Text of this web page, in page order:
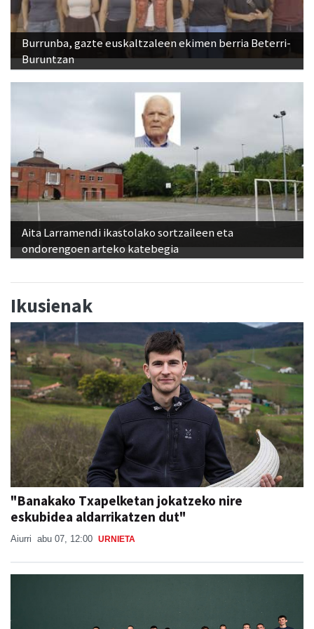
Burrunba, gazte euskaltzaleen ekimen berria Beterri-
Buruntzan
Aita Larramendi ikastolako sortzaileen eta
ondorengoen arteko katebegia
Ikusienak
"Banakako Txapelketan jokatzeko nire
eskubidea aldarrikatzen dut"
Aiurri abu 07, 12:00 URNIETA